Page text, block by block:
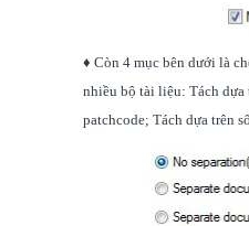
♦ Còn 4 mục bên dưới là
nhiều bộ tài liệu: Tách dựa
patchcode; Tách dựa trên